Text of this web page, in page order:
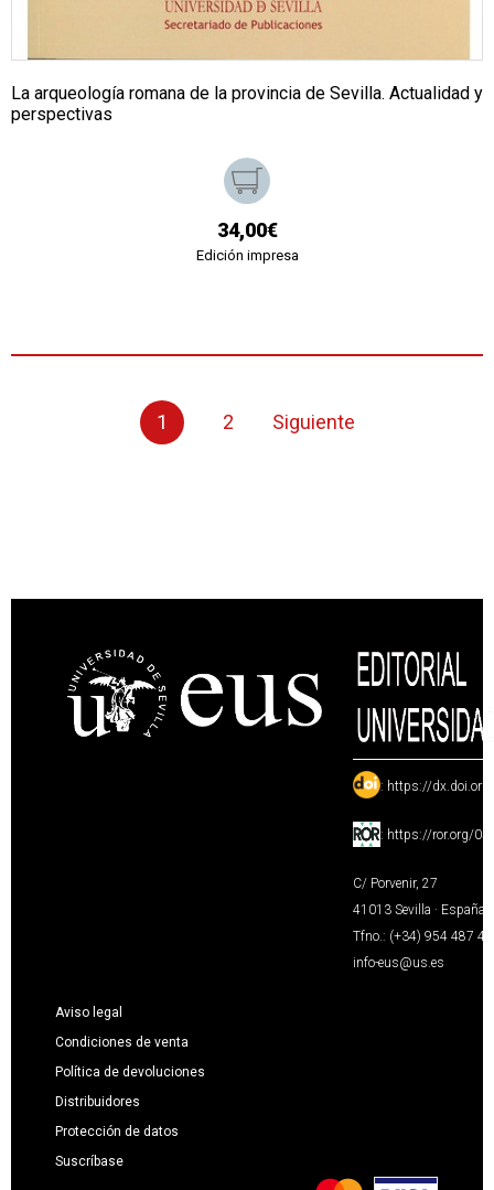
La arqueología romana de la provincia de Sevilla. Actualidad y
perspectivas
34,00€
Edición impresa
1 2 Siguiente
: https://
: https://ror.org/
C/ Porvenir, 27
41013 Sevilla · España
Tfno.: (+34) 954 487
info-eus@us.es
Aviso legal
Condiciones de venta
Política de devoluciones
Distribuidores
Protección de datos
Suscríbase